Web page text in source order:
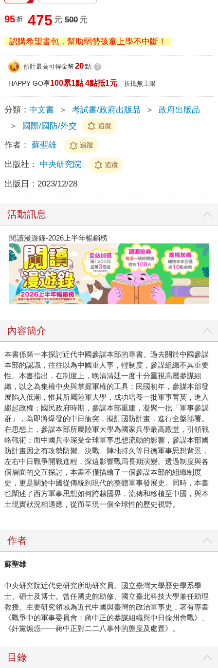
95 折 475 元 500 元
認購希望書包，幫助弱勢孩童上學不中斷！
預計最高可得金幣 20點 ?
HAPPY GO享100累1點 4點抵1元 折抵無上限
分類： 中文書 ＞ 考試書/政府出版品 ＞
政府出版品
＞
國際/國防/外交 追蹤
作者： 蘇聖雄 追蹤
出版社： 中央研究院 追蹤
出版日： 2023/12/28
活動訊息
閱讀漫遊錄-2026上半年暢銷榜
內容簡介
本書係第一本探討近代中國參謀本部的專書。過去關於中國參謀
本部的認識，往往以為中國重人事，輕制度，參謀組織不具重要
性。本書指出，在制度上，晚清清廷一度十分重視高層參謀組
織，以之為集權中央與掌握軍權的工具；民國初年，參謀本部發
展陷入低潮，惟其所屬陸軍大學，成功培養一批軍事菁英，進入
繼起政權；國民政府時期，參謀本部重建，凝聚一批「軍事參謀
群」，為即將爆發的中日衝突，擬訂國防計畫，進行全盤部署。
在思想上，參謀本部所屬陸軍大學為國家兵學最高殿堂，引領戰
略戰術；而中國兵學深受全球軍事思想流動的影響，參謀本部國
防計畫因之有攻勢防禦、決戰、陣地持久等日德軍事思想背景，
左右中日戰爭開戰進程，深遠影響戰局長期演變。透過制度與各
個層面的交互探討，本書不僅描繪了一個參謀本部的組織制度
史，更是關於中國從傳統到現代的整體軍事發展史。同時，本書
也闡述了西方軍事思想如何跨越國界，流傳和移植至中國，與本
土現實狀況相適應，從而呈現一個全球性的歷史視野。
作者
蘇聖雄
中央研究院近代史研究所助研究員。國立臺灣大學歷史學系學
士、碩士及博士。曾任國史館助修、國立臺北科技大學兼任助理
教授。主要研究領域為近代中國與臺灣的政治軍事史，著有專書
《戰爭中的軍事委員會：蔣中正的參謀組織與中日徐州會戰》、
《奸黨煽惑——蔣中正對二二八事件的態度及處置》。
目錄